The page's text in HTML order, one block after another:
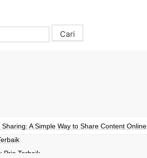
A Simple Way to Share Content Online
Pria Terbaik